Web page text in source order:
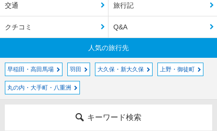
交通 旅行記
クチコミ Q&A
人気の旅行先
早稲田・高田馬場 羽田 大久保・新大久保 上野・御徒町
丸の内・大手町・八重洲
キーワード検索